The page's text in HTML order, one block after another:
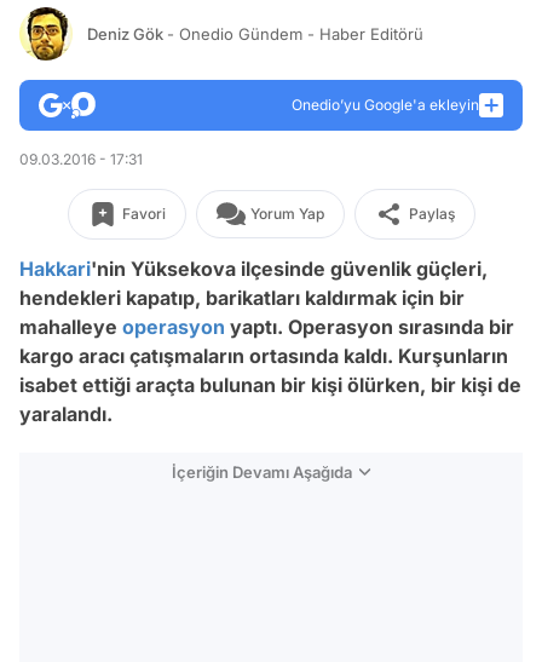
Deniz Gök - Onedio Gündem - Haber Editörü
Onedio’yu Google'a ekleyin
09.03.2016 - 17:31
Favori Yorum Yap Paylaş
Hakkari'nin Yüksekova ilçesinde güvenlik güçleri,
hendekleri kapatıp, barikatları kaldırmak için bir
mahalleye operasyon yaptı. Operasyon sırasında bir
kargo aracı çatışmaların ortasında kaldı. Kurşunların
isabet ettiği araçta bulunan bir kişi ölürken, bir kişi de
yaralandı.
İçeriğin Devamı Aşağıda